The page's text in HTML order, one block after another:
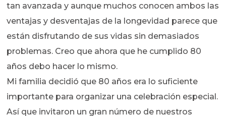
tan avanzada y aunque muchos conocen ambos las
ventajas y desventajas de la longevidad parece que
están disfrutando de sus vidas sin demasiados
problemas. Creo que ahora que he cumplido 80
años debo hacer lo mismo.
Mi familia decidió que 80 años era lo suficiente
importante para organizar una celebración especial.
Así que invitaron un gran número de nuestros